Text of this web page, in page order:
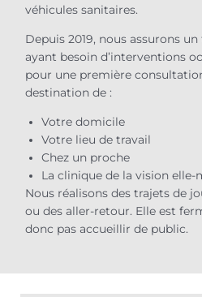
véhicules sanitaires.
Depuis 2019, nous assurons
ayant besoin d’interventions
pour une première
destination de :
Votre domicile
Votre lieu de travail
Chez un proche
La clinique de la vision elle-
Nous réalisons des trajets de
ou des aller-retour. Elle est
donc pas accueillir de public.